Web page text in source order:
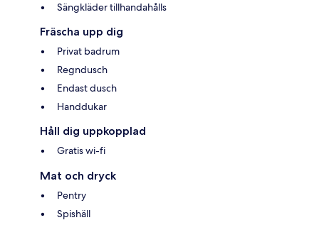
Sängkläder tillhandahålls
Fräscha upp dig
Privat badrum
Regndusch
Endast dusch
Handdukar
Håll dig uppkopplad
Gratis wi-fi
Mat och dryck
Pentry
Spishäll